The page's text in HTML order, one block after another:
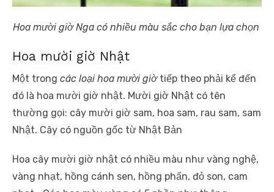
Hoa mười giờ Nga có nhiều màu sắc cho bạn lựa chọn
Hoa mười giờ Nhật
Một trong các loại hoa mười giờtiếp theo phải kể đến
đó là hoa mười giờ nhật. Mười giờ Nhật có tên
thường gọi: cây mười giờ sam, hoa sam, rau sam, sam
Nhật. Cây có nguồn gốc từ Nhật Bản
Hoa cây mười giờ nhật có nhiều màu như vàng nghệ,
vàng nhạt, hồng cánh sen, hồng phấn, đỏ son, cam